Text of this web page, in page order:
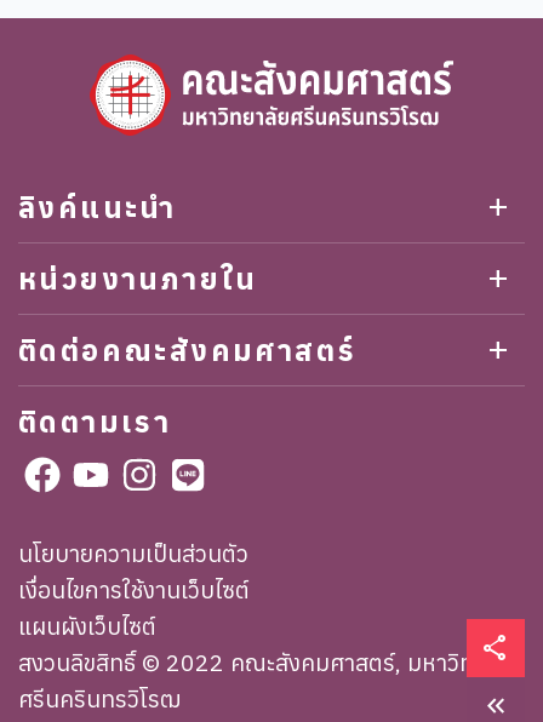
ลิงค์แนะนำ add
หน่วยงานภายใน add
ติดต่อคณะสังคมศาสตร์ add
ติดตามเรา
นโยบายความเป็นส่วนตัว
เงื่อนไขการใช้งานเว็บไซต์
แผนผังเว็บไซต์
สงวนลิขสิทธิ์ © 2022 คณะสังคมศาสตร์, มหาวิทยาลัย
ศรีนครินทรวิโรฒ
share
keyboard_double_arrow_left